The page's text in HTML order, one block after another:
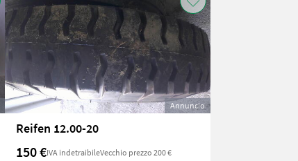
Annuncio
Reifen 12.00-20
150 €IVA indetraibileVecchio prezzo 200 €